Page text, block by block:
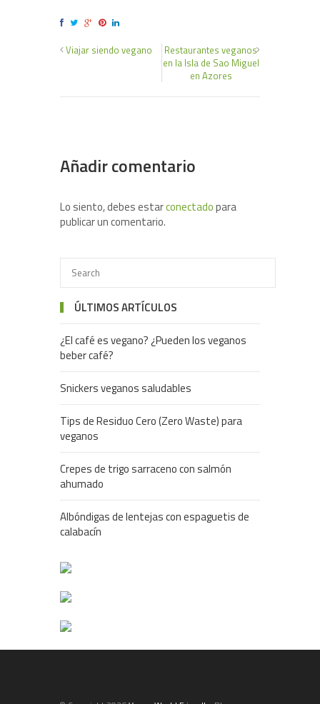
Viajar siendo vegano
Restaurantes veganos
en la Isla de Sao Miguel
en Azores
Añadir comentario
Lo siento, debes estarconectadopara
publicar un comentario.
ÚLTIMOS ARTÍCULOS
¿El café es vegano? ¿Pueden los veganos
beber café?
Snickers veganos saludables
Tips de Residuo Cero (Zero Waste) para
veganos
Crepes de trigo sarraceno con salmón
ahumado
Albóndigas de lentejas con espaguetis de
calabacín